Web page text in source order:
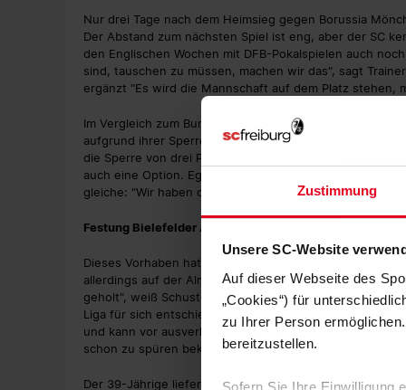
Zustimmung
Unsere SC-Website
Auf dieser Webseite des
„Cookies“) für
zu Ihrer Person
bereitzustellen.
Sofern Sie Ihre Einwilligung
Nur drei Tage nach dem Heimsieg gegen Borussia
Der Abstand zum nächsten Spiel ist eng, aber der SC
den Englischen Wochen mit DFB-Pokalspielen auch
sind, tauschen zu müssen, machen wir das", sagt
ergänzt "Es wird die Mannschaft auf dem Platz
Im Vergleich zum Bundesligaspiel gegen
aufgrund ihrer Sperren zuletzt aussetzen mussten.
die Sperre von drei Partien von Junior Adamu hat nur
auch eine Option. Egal, für welche Startelf sich
gleiche: "Wir haben den Anspruch, gegen einen
Festung Bielefelder Alm
Dieses Vorhaben hatten sehr wahrscheinlich auch
allerdings auf der Alm, bei einem heim- und
geholt", weiß Schuster. Genau genommen hat die
Liga für sich entschieden und nur eines verloren. Hinzu
und kann vor ausverkauftem Haus sehr unangenehm
schon zu spüren bekommen."
Der 39-Jährige liefert direkt eine Erklärung für die